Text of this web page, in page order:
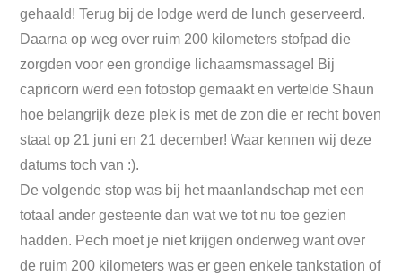
gehaald! Terug bij de lodge werd de lunch geserveerd.
Daarna op weg over ruim 200 kilometers stofpad die
zorgden voor een grondige lichaamsmassage! Bij
capricorn werd een fotostop gemaakt en vertelde Shaun
hoe belangrijk deze plek is met de zon die er recht boven
staat op 21 juni en 21 december! Waar kennen wij deze
datums toch van :).
De volgende stop was bij het maanlandschap met een
totaal ander gesteente dan wat we tot nu toe gezien
hadden. Pech moet je niet krijgen onderweg want over
de ruim 200 kilometers was er geen enkele tankstation of